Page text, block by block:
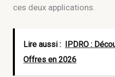
ces deux applications.
Lire aussi : IPDRO :
Offres en 2026